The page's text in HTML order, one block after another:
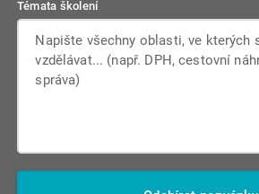
Témata školení